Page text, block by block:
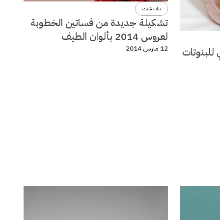
بنات شيك
تشكيلة جديدة من فساتين الخطوبة
لعروس 2014 بألوان الطيف
12 مارس 2014